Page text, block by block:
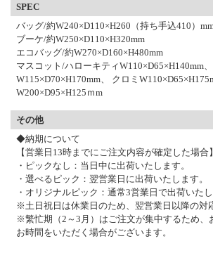
SPEC
バッグ/約W240×D110×H260（持ち手込410）
ブーケ/約W250×D110×H320mm
エコバッグ/約W270×D160×H480mm
マスコット/ハローキティW110×D65×H140mm
W115×D70×H170mm、 クロミ
W200×D95×H125ｍm
その他
◆納期について
【営業日13時までにご注文内容が確定した場合】
・ピックなし：当日中に出荷いたします。
・選べるピック：翌営業日に出荷いたします。
・オリジナルピック：通常3営業日で出荷いたし
※土日祝日は休業日のため、翌営業日以降の対
※繁忙期（2～3月）はご注文が集中するため、
お時間をいただく場合がございます。